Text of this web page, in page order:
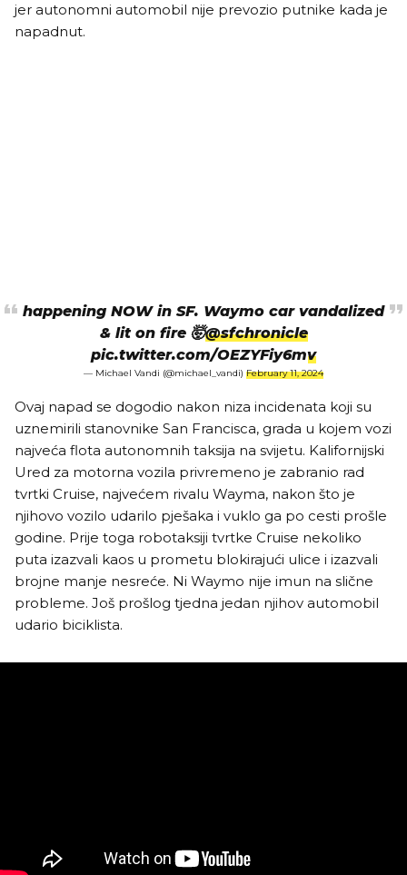
jer autonomni automobil nije prevozio putnike kada je
napadnut.
happening NOW in SF. Waymo car vandalized
& lit on fire 🤯@sfchronicle
pic.twitter.com/OEZYFiy6mv
— Michael Vandi (@michael_vandi) February 11, 2024
Ovaj napad se dogodio nakon niza incidenata koji su
uznemirili stanovnike San Francisca, grada u kojem vozi
najveća flota autonomnih taksija na svijetu. Kalifornijski
Ured za motorna vozila privremeno je zabranio rad
tvrtki Cruise, najvećem rivalu Wayma, nakon što je
njihovo vozilo udarilo pješaka i vuklo ga po cesti prošle
godine. Prije toga robotaksiji tvrtke Cruise nekoliko
puta izazvali kaos u prometu blokirajući ulice i izazvali
brojne manje nesreće. Ni Waymo nije imun na slične
probleme. Još prošlog tjedna jedan njihov automobil
udario biciklista.